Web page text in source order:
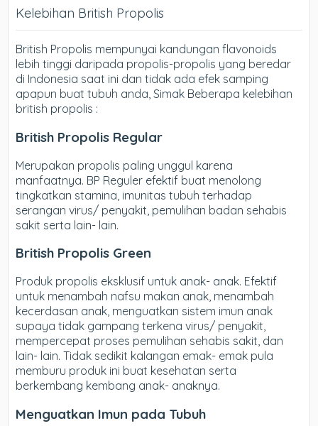
Kelebihan British Propolis
British Propolis mempunyai kandungan flavonoids
lebih tinggi daripada propolis-propolis yang beredar
di Indonesia saat ini dan tidak ada efek samping
apapun buat tubuh anda, Simak Beberapa kelebihan
british propolis :
British Propolis Regular
Merupakan propolis paling unggul karena
manfaatnya. BP Reguler efektif buat menolong
tingkatkan stamina, imunitas tubuh terhadap
serangan virus/ penyakit, pemulihan badan sehabis
sakit serta lain- lain.
British Propolis Green
Produk propolis eksklusif untuk anak- anak. Efektif
untuk menambah nafsu makan anak, menambah
kecerdasan anak, menguatkan sistem imun anak
supaya tidak gampang terkena virus/ penyakit,
mempercepat proses pemulihan sehabis sakit, dan
lain- lain. Tidak sedikit kalangan emak- emak pula
memburu produk ini buat kesehatan serta
berkembang kembang anak- anaknya.
Menguatkan Imun pada Tubuh